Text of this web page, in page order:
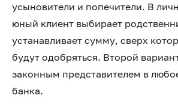
усыновители и попечители. В
юный клиент выбирает
устанавливает сумму, сверх
будут одобряться. Второй
законным представителем в
банка.